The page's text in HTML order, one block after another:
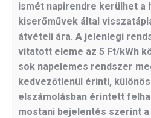
ismét napirendre kerülhet a
kiserőművek által
átvételi ára. A jelenlegi
vitatott eleme az 5 Ft/kWh
sok napelemes rendszer
kedvezőtlenül érinti,
elszámolásban érintett
mostani bejelentés szerint